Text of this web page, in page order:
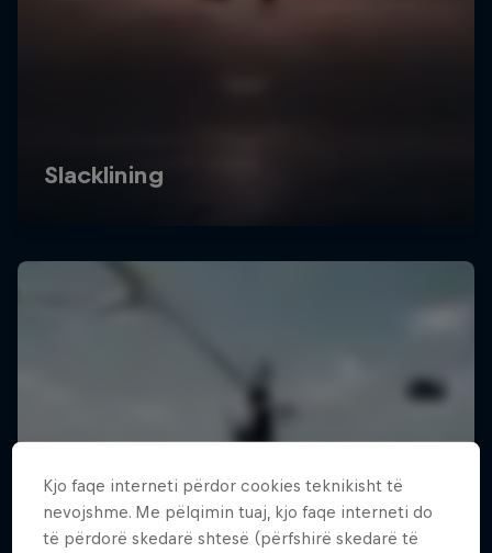
Kjo faqe interneti përdor cookies teknikisht të
nevojshme. Me pëlqimin tuaj, kjo faqe interneti do
të përdorë skedarë shtesë (përfshirë skedarë të